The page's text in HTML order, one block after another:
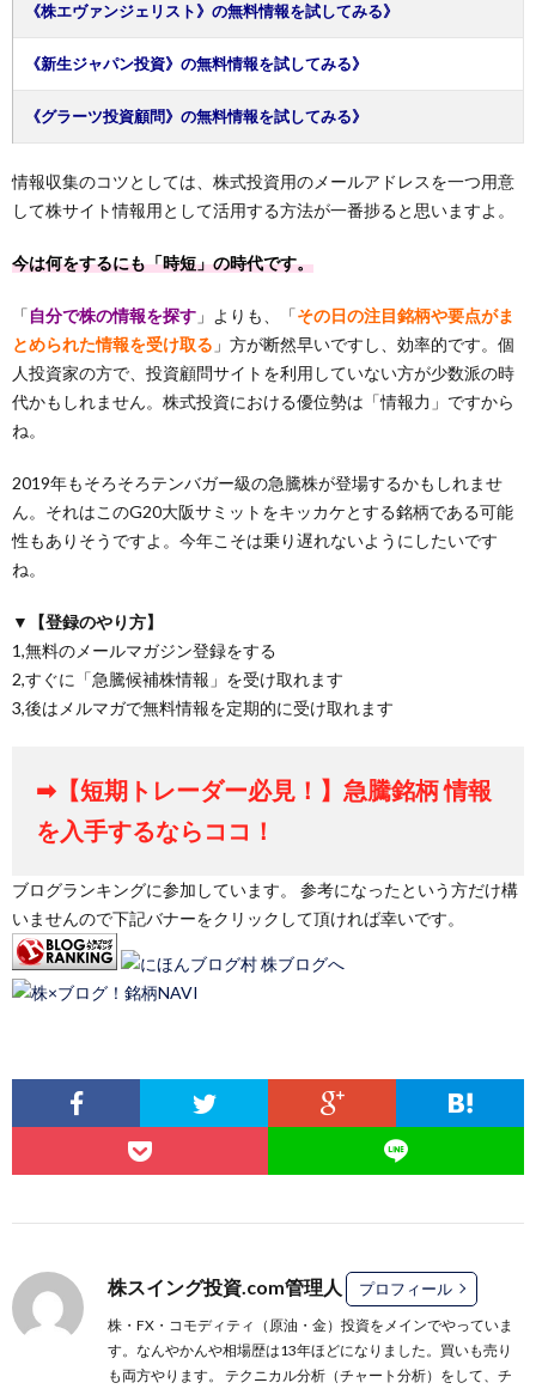
《株エヴァンジェリスト》の無料情報を試してみる》
《新生ジャパン投資》の無料情報を試してみる》
《グラーツ投資顧問》の無料情報を試してみる》
情報収集のコツとしては、株式投資用のメールアドレスを一つ用意
して株サイト情報用として活用する方法が一番捗ると思いますよ。
今は何をするにも「時短」の時代です。
「自分で株の情報を探す 」よりも、「その日の注目銘柄や要点がま
とめられた情報を受け取る 」方が断然早いですし、効率的です。個
人投資家の方で、投資顧問サイトを利用していない方が少数派の時
代かもしれません。株式投資における優位勢は「情報力」ですから
ね。
2019年もそろそろテンバガー級の急騰株が登場するかもしれませ
ん。それはこのG20大阪サミットをキッカケとする銘柄である可能
性もありそうですよ。今年こそは乗り遅れないようにしたいです
ね。
▼【登録のやり方】
1,無料のメールマガジン登録をする
2,すぐに「急騰候補株情報」を受け取れます
3,後はメルマガで無料情報を定期的に受け取れます
➡【短期トレーダー必見！】急騰銘柄 情報
を入手するならココ！
ブログランキングに参加しています。 参考になったという方だけ構
いませんので下記バナーをクリックして頂ければ幸いです。
株スイング投資.com管理人 プロフィール
株・FX・コモディティ（原油・金）投資をメインでやっていま
す。なんやかんや相場歴は13年ほどになりました。買いも売り
も両方やります。 テクニカル分析（チャート分析）をして、チ